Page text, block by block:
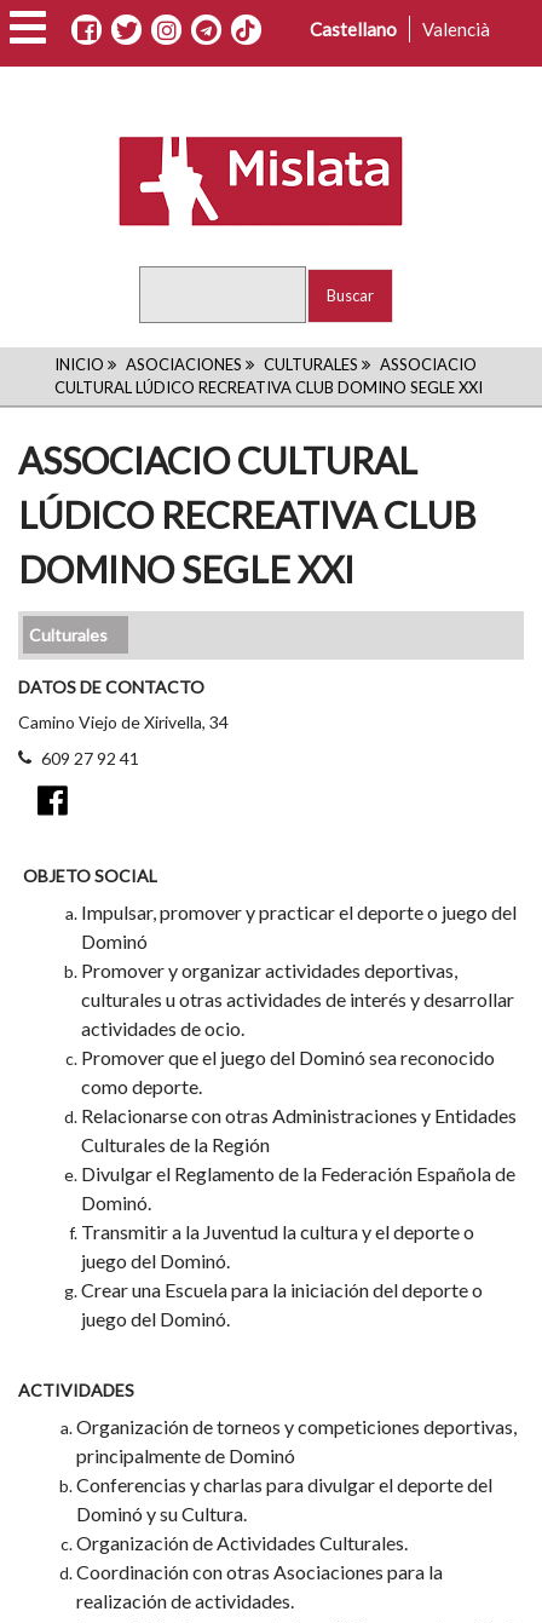
Pasar
al
contenido
Castellano Valencià
RUTA
DE
NAVEGACIÓN
INICIO ASOCIACIONES CULTURALES
ASSOCIACIO
CULTURAL LÚDICO RECREATIVA CLUB DOMINO SEGLE XXI
ASSOCIACIO CULTURAL
LÚDICO RECREATIVA CLUB
DOMINO SEGLE XXI
Culturales
DATOS DE CONTACTO
Camino Viejo de Xirivella, 34
609 27 92 41
OBJETO SOCIAL
Impulsar, promover y practicar el deporte o juego del
Dominó
Promover y organizar actividades deportivas,
culturales u otras actividades de interés y desarrollar
actividades de ocio.
Promover que el juego del Dominó sea reconocido
como deporte.
Relacionarse con otras Administraciones y Entidades
Culturales de la Región
Divulgar el Reglamento de la Federación Española de
Dominó.
Transmitir a la Juventud la cultura y el deporte o
juego del Dominó.
Crear una Escuela para la iniciación del deporte o
juego del Dominó.
ACTIVIDADES
Organización de torneos y competiciones deportivas,
principalmente de Dominó
Conferencias y charlas para divulgar el deporte del
Dominó y su Cultura.
Organización de Actividades Culturales.
Coordinación con otras Asociaciones para la
realización de actividades.